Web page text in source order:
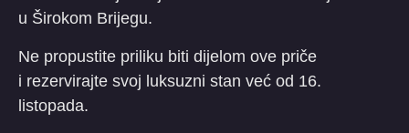
u Širokom Brijegu.
Ne propustite priliku biti dijelom ove priče
i rezervirajte svoj luksuzni stan već od 16.
listopada.